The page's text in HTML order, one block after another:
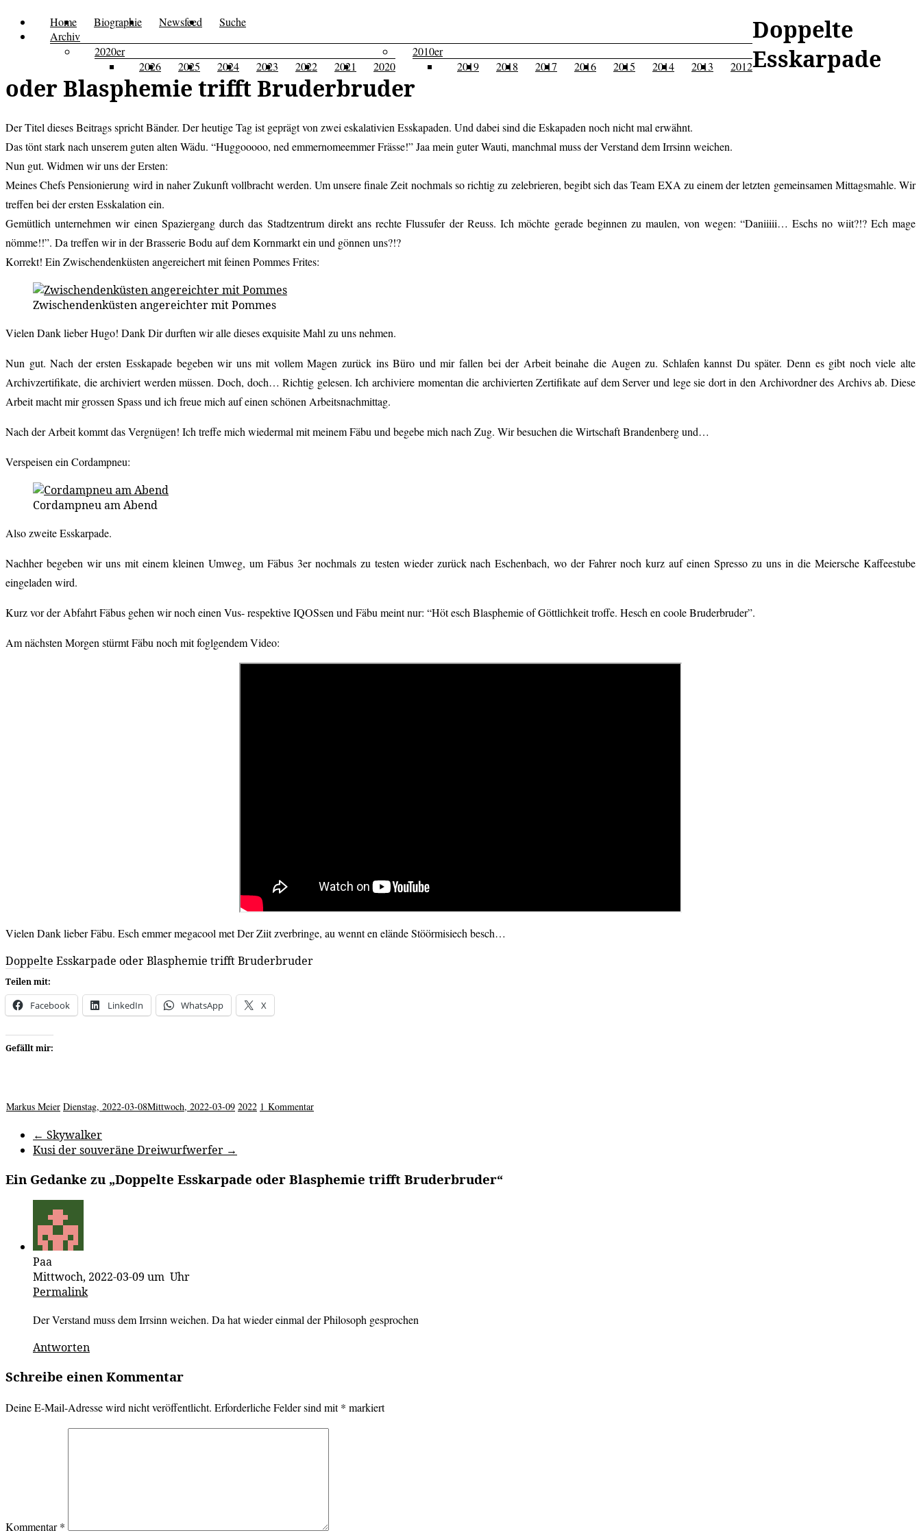
Zum
Inhalt
Kusi's
Tagebuch
Carpe
Menü Home Biographie Newsfeed
Suche
Archiv
2020er
2026
2025 2024 2023 2022 2021 2020
2010er
2019
2018 2017 2016 2015 2014 2013 2012
Doppelte
Esskarpade
oder Blasphemie trifft Bruderbruder
Der Titel dieses Beitrags spricht Bänder. Der heutige Tag ist geprägt von zwei eskalativien Esskapaden. Und dabei sind die Eskapaden noch nicht mal erwähnt.
Das tönt stark nach unserem guten alten Wädu. “Huggooooo, ned emmernomeemmer Frässe!” Jaa mein guter Wauti, manchmal muss der Verstand dem Irrsinn weichen.
Nun gut. Widmen wir uns der Ersten:
Meines Chefs Pensionierung wird in naher Zukunft vollbracht werden. Um unsere finale Zeit nochmals so richtig zu zelebrieren, begibt sich das Team EXA zu einem der letzten gemeinsamen Mittagsmahle. Wir
treffen bei der ersten Esskalation ein.
Gemütlich unternehmen wir einen Spaziergang durch das Stadtzentrum direkt ans rechte Flussufer der Reuss. Ich möchte gerade beginnen zu maulen, von wegen: “Daniiiii… Eschs no wiit?!? Ech mage
nömme!!”. Da treffen wir in der Brasserie Bodu auf dem Kornmarkt ein und gönnen uns?!?
Korrekt! Ein Zwischendenküsten angereichert mit feinen Pommes Frites:
Zwischendenküsten angereichter mit Pommes
Vielen Dank lieber Hugo! Dank Dir durften wir alle dieses exquisite Mahl zu uns nehmen.
Nun gut. Nach der ersten Esskapade begeben wir uns mit vollem Magen zurück ins Büro und mir fallen bei der Arbeit beinahe die Augen zu. Schlafen kannst Du später. Denn es gibt noch viele alte
Archivzertifikate, die archiviert werden müssen. Doch, doch… Richtig gelesen. Ich archiviere momentan die archivierten Zertifikate auf dem Server und lege sie dort in den Archivordner des Archivs ab. Diese
Arbeit macht mir grossen Spass und ich freue mich auf einen schönen Arbeitsnachmittag.
Nach der Arbeit kommt das Vergnügen! Ich treffe mich wiedermal mit meinem Fäbu und begebe mich nach Zug. Wir besuchen die Wirtschaft Brandenberg und…
Verspeisen ein Cordampneu:
Cordampneu am Abend
Also zweite Esskarpade.
Nachher begeben wir uns mit einem kleinen Umweg, um Fäbus 3er nochmals zu testen wieder zurück nach Eschenbach, wo der Fahrer noch kurz auf einen Spresso zu uns in die Meiersche Kaffeestube
eingeladen wird.
Kurz vor der Abfahrt Fäbus gehen wir noch einen Vus- respektive IQOSsen und Fäbu meint nur: “Höt esch Blasphemie of Göttlichkeit troffe. Hesch en coole Bruderbruder”.
Am nächsten Morgen stürmt Fäbu noch mit foglgendem Video:
Vielen Dank lieber Fäbu. Esch emmer megacool met Der Ziit zverbringe, au wennt en elände Stöörmisiech besch…
Doppelte Esskarpade oder Blasphemie trifft Bruderbruder
Teilen mit:
Facebook LinkedIn WhatsApp X
Gefällt mir:
Markus Meier Dienstag, 2022-03-08Mittwoch, 2022-03-09 2022 1 Kommentar
← Skywalker
Kusi der souveräne Dreiwurfwerfer →
Ein Gedanke zu „Doppelte Esskarpade oder Blasphemie trifft Bruderbruder“
Paa
Mittwoch, 2022-03-09 um Uhr
Permalink
Der Verstand muss dem Irrsinn weichen. Da hat wieder einmal der Philosoph gesprochen
Antworten
Schreibe einen Kommentar
Deine E-Mail-Adresse wird nicht veröffentlicht. Erforderliche Felder sind mit* markiert
Kommentar*